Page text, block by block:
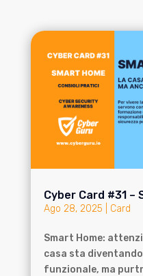
Cyber Card #31 –
Ago 28, 2025 Card
Smart Home:
casa sta
funzionale, ma